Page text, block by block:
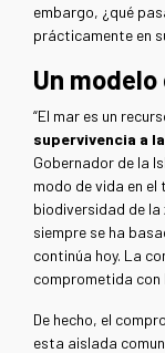
embargo, ¿qué
prácticamente en
Un
“El mar es un
supervivencia a
Gobernador de la
modo de vida en
biodiversidad de la
siempre se ha
continúa hoy. La
comprometida con
De hecho, el
esta aislada